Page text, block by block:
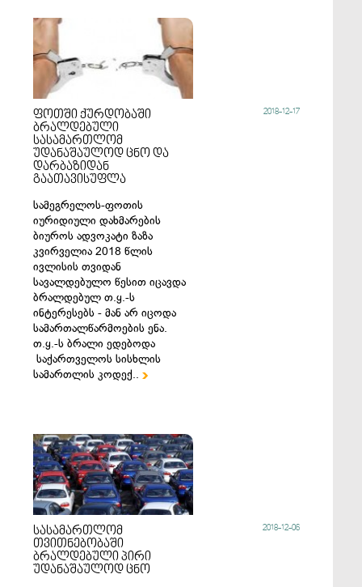
ფოთში ქურდობაში
ბრალდებული
სასამართლომ
უდანაშაულოდ ცნო და
დარბაზიდან
გაათავისუფლა
სამეგრელოს-ფოთის
იურიდიული დახმარების
ბიუროს ადვოკატი ზაზა
კვირველია 2018 წლის
ივლისის თვიდან
სავალდებულო წესით იცავდა
ბრალდებულ თ.ყ.-ს
ინტერესებს - მან არ იცოდა
სამართალწარმოების ენა.
თ.ყ.-ს ბრალი ედებოდა
საქართველოს სისხლის
სამართლის კოდექ..
2018-12-17
სასამართლომ
თვითნებობაში
ბრალდებული პირი
უდანაშაულოდ ცნო
2018-12-06